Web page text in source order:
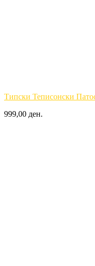
Типски Теписонски
999,00 ден.